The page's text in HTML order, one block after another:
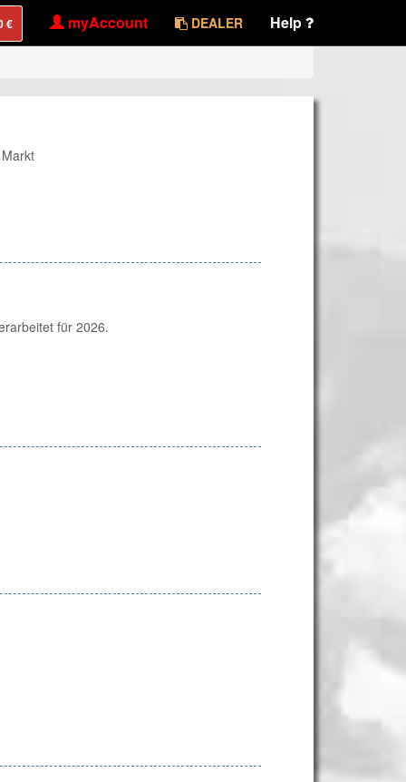
myAccount DEALER Help
für 2026.